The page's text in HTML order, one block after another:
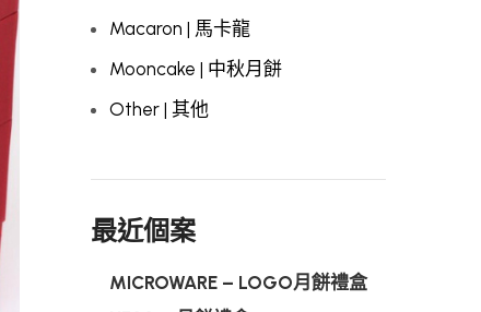
Macaron | 馬卡龍
Mooncake | 中秋月餅
Other | 其他
最近個案
MICROWARE – LOGO月餅禮盒